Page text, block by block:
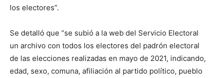
los electores”.
Se detalló que “se subió a la web del Servicio Electoral
un archivo con todos los electores del padrón electoral
de las elecciones realizadas en mayo de 2021, indicando,
edad, sexo, comuna, afiliación al partido político, pueblo